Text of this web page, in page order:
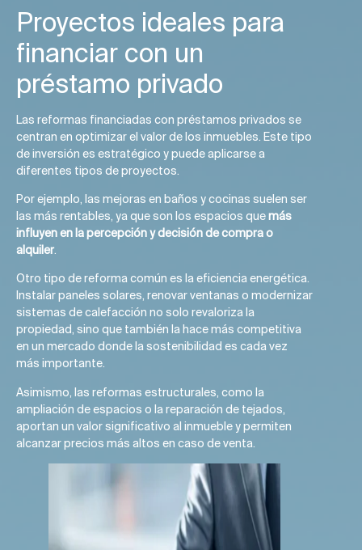
Proyectos ideales para
financiar con un
préstamo privado
Las reformas financiadas con préstamos privados se
centran en optimizar el valor de los inmuebles. Este tipo
de inversión es estratégico y puede aplicarse a
diferentes tipos de proyectos.
Por ejemplo, las mejoras en baños y cocinas suelen ser
las más rentables, ya que son los espacios quemás
influyen en la percepción y decisión de compra o
alquiler.
Otro tipo de reforma común es la eficiencia energética.
Instalar paneles solares, renovar ventanas o modernizar
sistemas de calefacción no solo revaloriza la
propiedad, sino que también la hace más competitiva
en un mercado donde la sostenibilidad es cada vez
más importante.
Asimismo, las reformas estructurales, como la
ampliación de espacios o la reparación de tejados,
aportan un valor significativo al inmueble y permiten
alcanzar precios más altos en caso de venta.